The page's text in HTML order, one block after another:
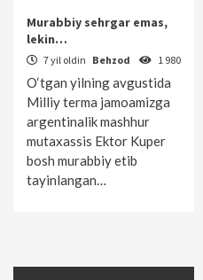
Murabbiy sehrgar emas,
lekin…
7 yil oldin Behzod 1 980
O‘tgan yilning avgustida
Milliy terma jamoamizga
argentinalik mashhur
mutaxassis Ektor Kuper
bosh murabbiy etib
tayinlangan…